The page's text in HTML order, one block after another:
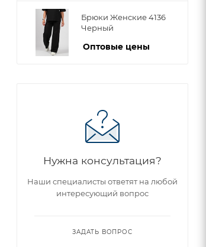
Брюки Женские 4136
Черный
Оптовые цены
Нужна консультация?
Наши специалисты ответят на любой
интересующий вопрос
ЗАДАТЬ ВОПРОС